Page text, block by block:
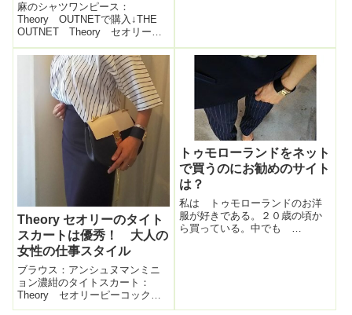
麻のシャツワンピース：
Theory OUTNETで購入↓THE
OUTNET Theory セオリー
麻のシャツ ワンピース Sサイ
ズ靴：PELLICO Amazonでシ
ルバーバッグ：MARCO MASI
先日、有名デザイナーの服や小
物のア...
Theory セオリーのタイト
スカートは優秀！ 大人の
女性の仕事スタイル
ブラウス：アンシュヌマンミニ
ョン濃紺のタイトスカート：
Theory セオリーピーコックグ
リーンの スエードパンプス：
トゥモローランドをネット
で買うのにお勧めのサイト
は？
私は トゥモローランドのお洋
服が好きである。２０歳の頃か
ら買っている。中でも